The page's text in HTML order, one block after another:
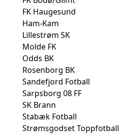
FK Haugesund
Ham-Kam
Lillestrøm SK
Molde FK
Odds BK
Rosenborg BK
Sandefjord Fotball
Sarpsborg 08 FF
SK Brann
Stabæk Fotball
Strømsgodset Toppfotball